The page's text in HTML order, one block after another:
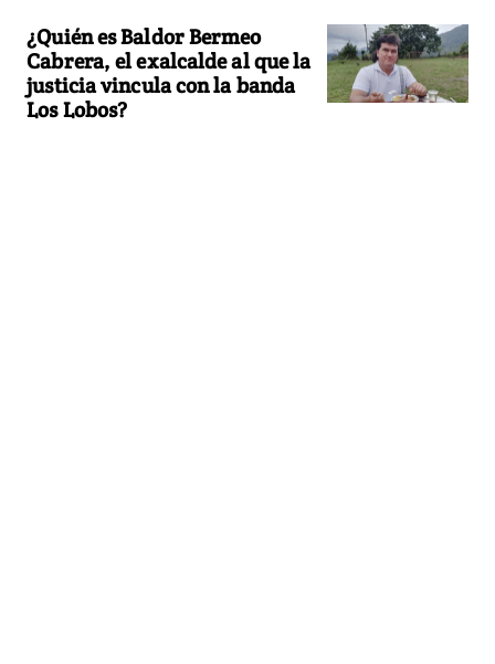
¿Quién es Baldor Bermeo
Cabrera, el exalcalde al que la
justicia vincula con la banda
Los Lobos?